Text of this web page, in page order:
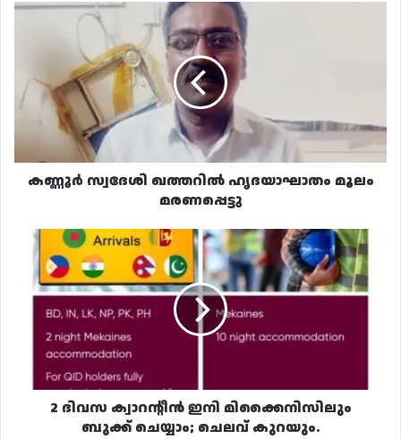
കണ്ണൂർ
ഹൃദയാഘാതം
മൂലം
മരണപ്പെട്ടു
കണ്ണൂർ സ്വദേശി ഖത്തറിൽ ഹൃദയാഘാതം മൂലം
മരണപ്പെട്ടു
ദിവസ
ക്വാറന്റീൻ
ഇനി
മിക്കൈനിസിലും
ബുക്ക്
ചെയ്യാം;
ചെലവ്
കുറയും.
2 ദിവസ ക്വാറന്റീൻ ഇനി മിക്കൈനിസിലും
ബുക്ക് ചെയ്യാം; ചെലവ് കുറയും.